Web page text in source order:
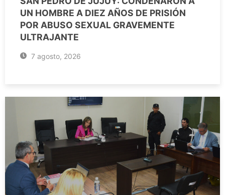
UN HOMBRE A DIEZ AÑOS DE PRISIÓN
POR ABUSO SEXUAL GRAVEMENTE
ULTRAJANTE
7 agosto, 2026